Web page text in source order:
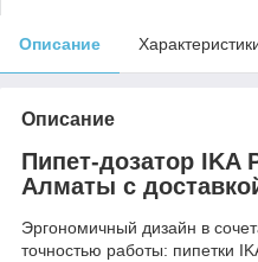
Описание
Описание
Пипет-дозатор IKA
Алматы с
Эргономичный дизайн в
точностью работы: пипетки